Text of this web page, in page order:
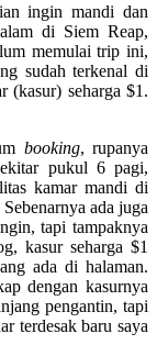
ingin mandi dan
di Siem Reap,
memulai trip ini,
sudah terkenal di
(kasur) seharga $1.
booking, rupanya
pukul 6 pagi,
kamar mandi di
ada juga
tapi tampaknya
kasur seharga $1
ada di halaman.
dengan kasurnya
pengantin, tapi
terdesak baru saya